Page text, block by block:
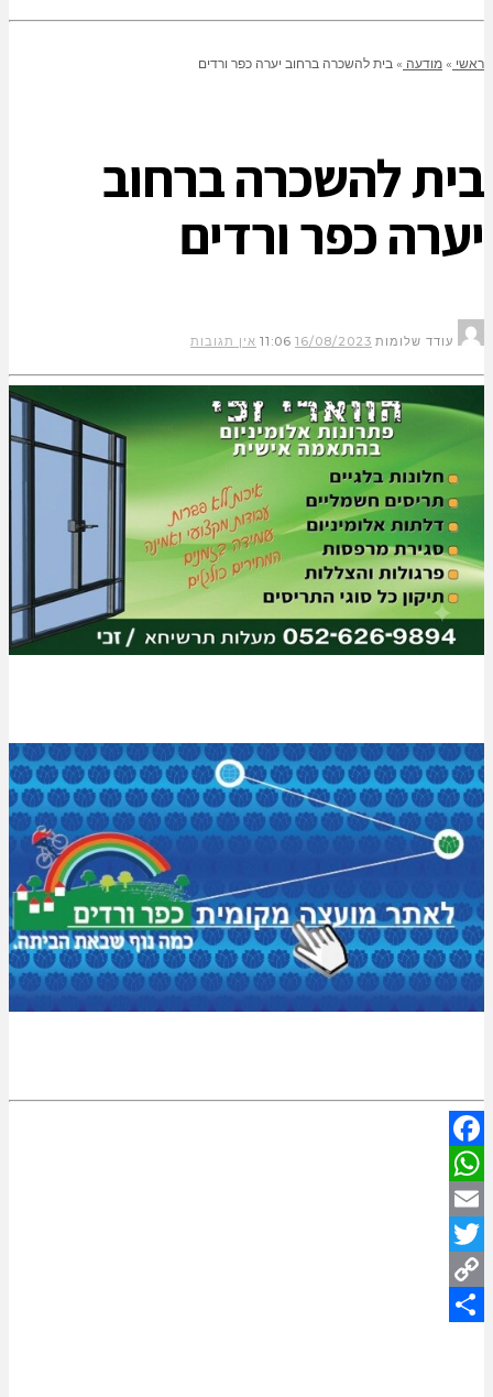
ראשי » מודעה » בית להשכרה ברחוב יערה כפר ורדים
בית להשכרה ברחוב
יערה כפר ורדים
עודד שלומות 16/08/2023
11:06 אין תגובות
Facebook
WhatsApp
Email
Twitter
Copy